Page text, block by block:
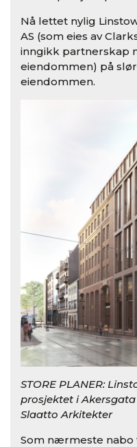
Nå lettet nylig
AS (som eies av
inngikk partnerskap
eiendommen) på
eiendommen.
STORE PLANER:
prosjektet i Akersgata
Slaatto Arkitekter
Som nærmeste nabo